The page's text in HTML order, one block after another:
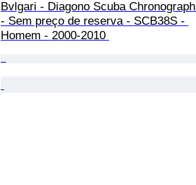
Bvlgari - Diagono Scuba Chronograph
- Sem preço de reserva - SCB38S -
Homem - 2000-2010